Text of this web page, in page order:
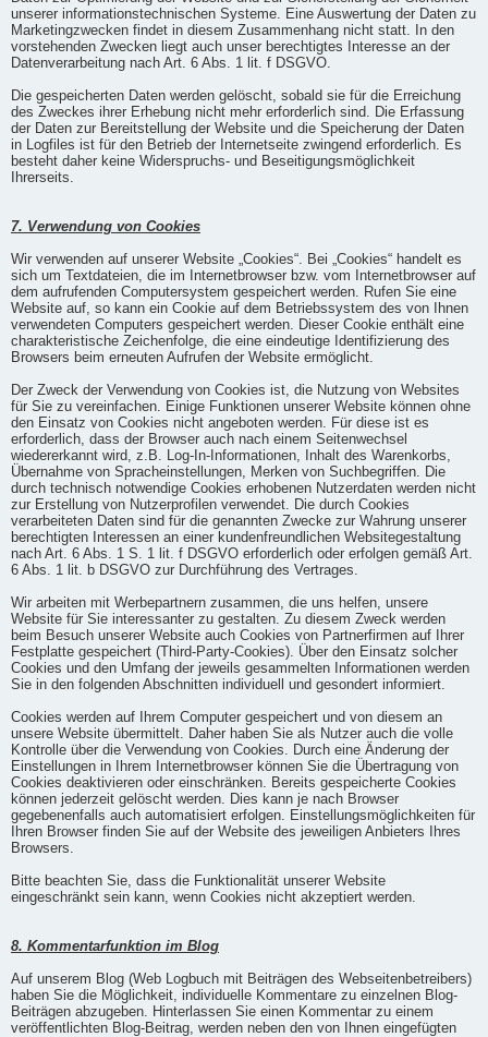
unserer informationstechnischen Systeme. Eine Auswertung der Daten zu
Marketingzwecken findet in diesem Zusammenhang nicht statt. In den
vorstehenden Zwecken liegt auch unser berechtigtes Interesse an der
Datenverarbeitung nach Art. 6 Abs. 1 lit. f DSGVO.
Die gespeicherten Daten werden gelöscht, sobald sie für die Erreichung
des Zweckes ihrer Erhebung nicht mehr erforderlich sind. Die Erfassung
der Daten zur Bereitstellung der Website und die Speicherung der Daten
in Logfiles ist für den Betrieb der Internetseite zwingend erforderlich. Es
besteht daher keine Widerspruchs- und Beseitigungsmöglichkeit
Ihrerseits.
7. Verwendung von Cookies
Wir verwenden auf unserer Website „Cookies“. Bei „Cookies“ handelt es
sich um Textdateien, die im Internetbrowser bzw. vom Internetbrowser auf
dem aufrufenden Computersystem gespeichert werden. Rufen Sie eine
Website auf, so kann ein Cookie auf dem Betriebssystem des von Ihnen
verwendeten Computers gespeichert werden. Dieser Cookie enthält eine
charakteristische Zeichenfolge, die eine eindeutige Identifizierung des
Browsers beim erneuten Aufrufen der Website ermöglicht.
Der Zweck der Verwendung von Cookies ist, die Nutzung von Websites
für Sie zu vereinfachen. Einige Funktionen unserer Website können ohne
den Einsatz von Cookies nicht angeboten werden. Für diese ist es
erforderlich, dass der Browser auch nach einem Seitenwechsel
wiedererkannt wird, z.B. Log-In-Informationen, Inhalt des Warenkorbs,
Übernahme von Spracheinstellungen, Merken von Suchbegriffen. Die
durch technisch notwendige Cookies erhobenen Nutzerdaten werden nicht
zur Erstellung von Nutzerprofilen verwendet. Die durch Cookies
verarbeiteten Daten sind für die genannten Zwecke zur Wahrung unserer
berechtigten Interessen an einer kundenfreundlichen Websitegestaltung
nach Art. 6 Abs. 1 S. 1 lit. f DSGVO erforderlich oder erfolgen gemäß Art.
6 Abs. 1 lit. b DSGVO zur Durchführung des Vertrages.
Wir arbeiten mit Werbepartnern zusammen, die uns helfen, unsere
Website für Sie interessanter zu gestalten. Zu diesem Zweck werden
beim Besuch unserer Website auch Cookies von Partnerfirmen auf Ihrer
Festplatte gespeichert (Third-Party-Cookies). Über den Einsatz solcher
Cookies und den Umfang der jeweils gesammelten Informationen werden
Sie in den folgenden Abschnitten individuell und gesondert informiert.
Cookies werden auf Ihrem Computer gespeichert und von diesem an
unsere Website übermittelt. Daher haben Sie als Nutzer auch die volle
Kontrolle über die Verwendung von Cookies. Durch eine Änderung der
Einstellungen in Ihrem Internetbrowser können Sie die Übertragung von
Cookies deaktivieren oder einschränken. Bereits gespeicherte Cookies
können jederzeit gelöscht werden. Dies kann je nach Browser
gegebenenfalls auch automatisiert erfolgen. Einstellungsmöglichkeiten für
Ihren Browser finden Sie auf der Website des jeweiligen Anbieters Ihres
Browsers.
Bitte beachten Sie, dass die Funktionalität unserer Website
eingeschränkt sein kann, wenn Cookies nicht akzeptiert werden.
8. Kommentarfunktion im Blog
Auf unserem Blog (Web Logbuch mit Beiträgen des Webseitenbetreibers)
haben Sie die Möglichkeit, individuelle Kommentare zu einzelnen Blog-
Beiträgen abzugeben. Hinterlassen Sie einen Kommentar zu einem
veröffentlichten Blog-Beitrag, werden neben den von Ihnen eingefügten